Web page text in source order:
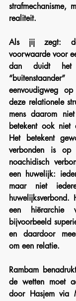
strafmechanisme,
realiteit.
Als jij zegt:
voorwaarde voor
dan duidt
eenvoudigweg
deze relationele
mens daarom
betekent ook
Het betekent
verbonden is
noachidisch
een huwelijk:
maar niet
een hiërarchie
bijvoorbeeld
en daardoor
om een relatie.
Rambam
de wetten moet
door Hasjem via